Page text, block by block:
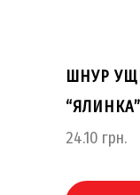
ШНУР
“ЯЛИНКА”
24.10 грн.